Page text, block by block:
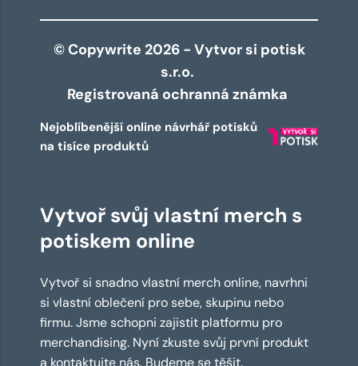
© Copywrite 2026 - Vytvor si potisk
s.r.o.
Registrovaná ochranná známka
Nejoblíbenější online návrhář potisků
na tisíce produktů
Vytvoř svůj vlastní merch s
potiskem online
Vytvoř si snadno vlastní merch online, navrhni
si vlastní oblečení pro sebe, skupinu nebo
firmu. Jsme schopni zajistit platformu pro
merchandising. Nyní zkuste svůj první produkt
a kontaktujte nás. Budeme se těšit.